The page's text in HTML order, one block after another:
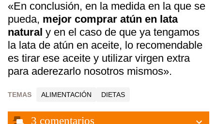
«En conclusión, en la medida en la que se
pueda, mejor comprar atún en lata
natural y en el caso de que ya tengamos
la lata de atún en aceite, lo recomendable
es tirar ese aceite y utilizar virgen extra
para aderezarlo nosotros mismos».
TEMAS ALIMENTACIÓN DIETAS
3 comentarios